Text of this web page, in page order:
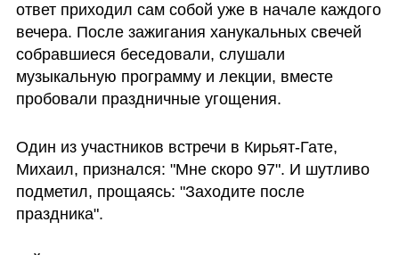
ответ приходил сам собой уже в начале каждого
вечера. После зажигания ханукальных свечей
собравшиеся беседовали, слушали
музыкальную программу и лекции, вместе
пробовали праздничные угощения.
Один из участников встречи в Кирьят-Гате,
Михаил, признался: "Мне скоро 97". И шутливо
подметил, прощаясь: "Заходите после
праздника".